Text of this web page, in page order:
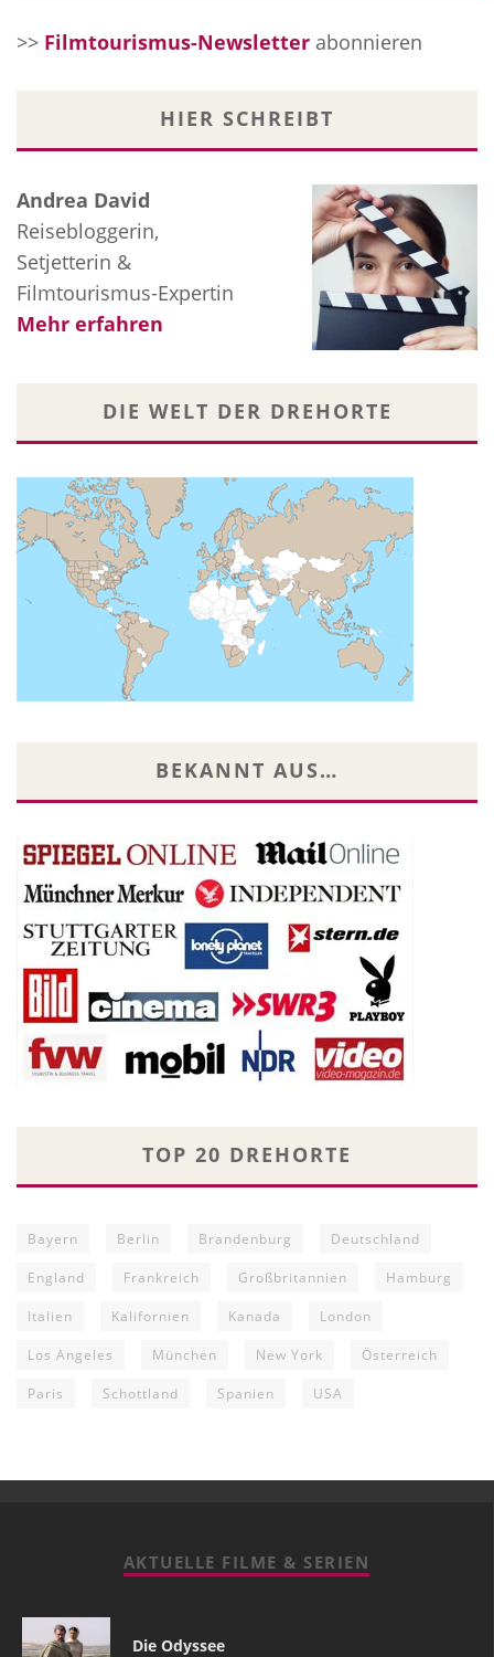
>> Filmtourismus-Newsletter abonnieren
HIER SCHREIBT
Andrea David
Reisebloggerin,
Setjetterin &
Filmtourismus-Expertin
Mehr erfahren
DIE WELT DER DREHORTE
BEKANNT AUS…
TOP 20 DREHORTE
Bayern Berlin Brandenburg Deutschland
England Frankreich Großbritannien Hamburg
Italien Kalifornien Kanada London
Los Angeles München New York Österreich
Paris Schottland Spanien USA
AKTUELLE FILME & SERIEN
Die Odyssee